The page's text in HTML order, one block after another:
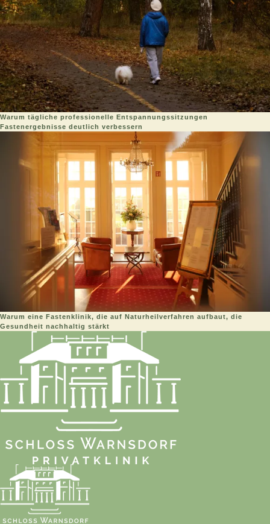
Warum tägliche professionelle Entspannungssitzungen
Fastenergebnisse deutlich verbessern
Warum eine Fastenklinik, die auf Naturheilverfahren aufbaut, die
Gesundheit nachhaltig stärkt